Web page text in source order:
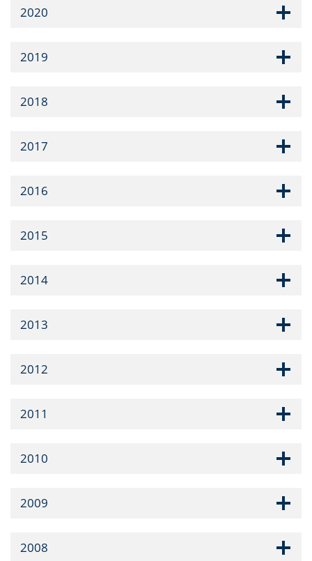
2020
2019
2018
2017
2016
2015
2014
2013
2012
2011
2010
2009
2008